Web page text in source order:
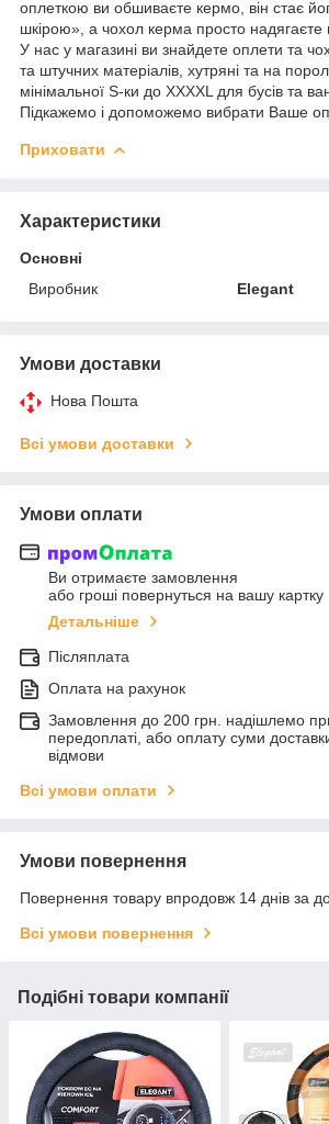
оплеткою ви обшиваєте кермо, він стає
шкірою», а чохол керма просто надягаєте
У нас у магазині ви знайдете оплети та
та штучних матеріалів, хутряні та на
мінімальної S-ки до XXXXL для бусів та
Підкажемо і допоможемо вибрати Ваше
Приховати
Характеристики
Основні
Виробник
Elegant
Умови доставки
Нова Пошта
Всі умови доставки
Умови оплати
Ви отримаєте замовлення
або гроші повернуться на вашу картку
Детальніше
Післяплата
Оплата на рахунок
Замовлення до 200 грн. надішлемо
передоплаті, або оплату суми
відмови
Всі умови оплати
Умови повернення
Повернення товару впродовж 14 днів за
Всі умови повернення
Подібні товари компанії